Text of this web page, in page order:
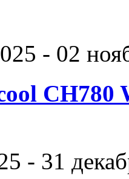
- 02
CH780
- 31